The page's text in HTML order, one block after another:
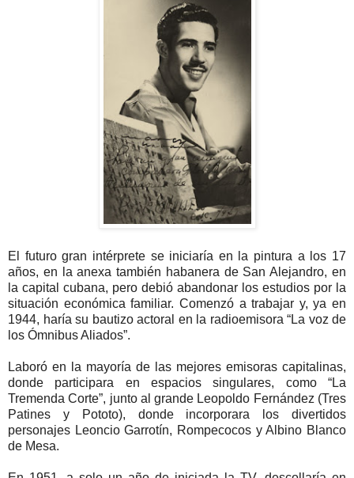
El futuro gran intérprete se iniciaría en la pintura a los 17
años, en la anexa también habanera de San Alejandro, en
la capital cubana, pero debió abandonar los estudios por la
situación económica familiar. Comenzó a trabajar y, ya en
1944, haría su bautizo actoral en la radioemisora “La voz de
los Ómnibus Aliados”.
Laboró en la mayoría de las mejores emisoras capitalinas,
donde participara en espacios singulares, como “La
Tremenda Corte”, junto al grande Leopoldo Fernández (Tres
Patines y Pototo), donde incorporara los divertidos
personajes Leoncio Garrotín, Rompecocos y Albino Blanco
de Mesa.